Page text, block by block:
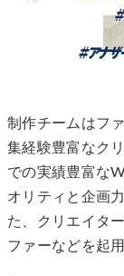
制作チームはフ
集経験豊富なク
での実績豊富な
オリティと企画
た、クリエイタ
ファーなどを起